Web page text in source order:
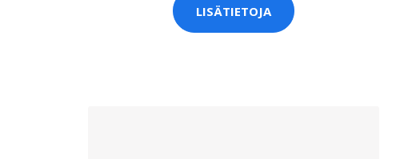
LISÄTIETOJA